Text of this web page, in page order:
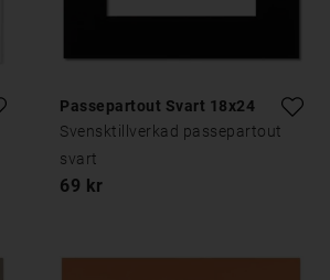
Passepartout Svart 18x24
Svensktillverkad passepartout
svart
69 kr